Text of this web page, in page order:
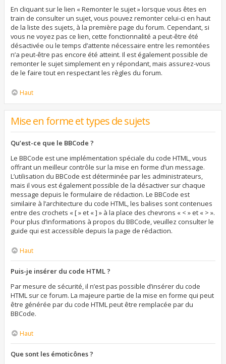
En cliquant sur le lien « Remonter le sujet » lorsque vous êtes en
train de consulter un sujet, vous pouvez remonter celui-ci en haut
de la liste des sujets, à la première page du forum. Cependant, si
vous ne voyez pas ce lien, cette fonctionnalité a peut-être été
désactivée ou le temps d’attente nécessaire entre les remontées
n’a peut-être pas encore été atteint. Il est également possible de
remonter le sujet simplement en y répondant, mais assurez-vous
de le faire tout en respectant les règles du forum.
Haut
Mise en forme et types de sujets
Qu’est-ce que le BBCode ?
Le BBCode est une implémentation spéciale du code HTML, vous
offrant un meilleur contrôle sur la mise en forme d’un message.
L’utilisation du BBCode est déterminée par les administrateurs,
mais il vous est également possible de la désactiver sur chaque
message depuis le formulaire de rédaction. Le BBCode est
similaire à l’architecture du code HTML, les balises sont contenues
entre des crochets « [ » et « ] » à la place des chevrons « < » et « > ».
Pour plus d’informations à propos du BBCode, veuillez consulter le
guide qui est accessible depuis la page de rédaction.
Haut
Puis-je insérer du code HTML ?
Par mesure de sécurité, il n’est pas possible d’insérer du code
HTML sur ce forum. La majeure partie de la mise en forme qui peut
être générée par du code HTML peut être remplacée par du
BBCode.
Haut
Que sont les émoticônes ?